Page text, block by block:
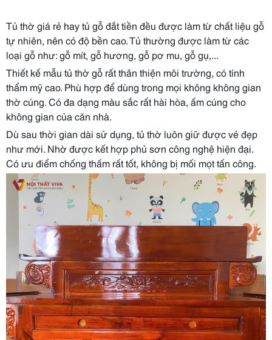
Tủ thờ giá rẻ hay tủ gỗ đắt tiền đều được làm từ chất liệu gỗ
tự nhiên, nên có độ bền cao. Tủ thường được làm từ các
loại gỗ như: gỗ mít, gỗ hương, gỗ pơ mu, gỗ gụ,...
Thiết kế mẫu tủ thờ gỗ rất thân thiện môi trường, có tính
thẩm mỹ cao. Phù hợp để dùng trong mọi không không gian
thờ cúng. Có đa dạng màu sắc rất hài hòa, ấm cúng cho
không gian của căn nhà.
Dù sau thời gian dài sử dụng, tủ thờ luôn giữ được vẻ đẹp
như mới. Nhờ được kết hợp phủ sơn công nghệ hiện đại.
Có ưu điểm chống thấm rất tốt, không bị mối mọt tấn công.